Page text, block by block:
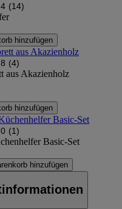
(14)
hinzufügen
(4)
aus Akazienholz
hinzufügen
(1)
Basic-Set
hinzufügen